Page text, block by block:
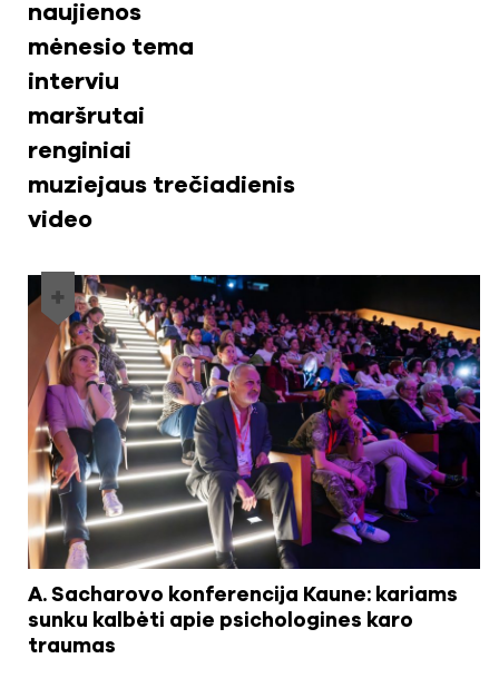
A. Sacharovo konferencija Kaune: kariams
sunku kalbėti apie psichologines karo
traumas
naujienos
mėnesio tema
interviu
maršrutai
renginiai
muziejaus trečiadienis
video